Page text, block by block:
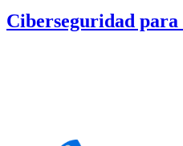
Ciberseguridad para